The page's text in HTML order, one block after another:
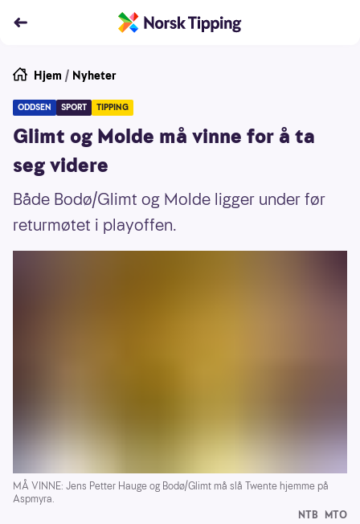
Hjem / Nyheter
ODDSEN SPORT TIPPING
Glimt og Molde må vinne for å ta
seg videre
Både Bodø/Glimt og Molde ligger under før
returmøtet i playoffen.
MÅ VINNE: Jens Petter Hauge og Bodø/Glimt må slå Twente hjemme på
Aspmyra.
NTB MTO